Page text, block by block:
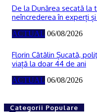
De la Dunărea secată la
neîncrederea în experți
ACTUAL 06/08/2026
Florin Cătălin Șucată,
viață la doar 44 de ani
ACTUAL 06/08/2026
Categorii Populare